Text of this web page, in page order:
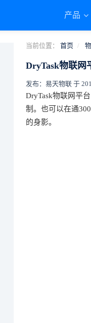
产品
当前位置： 首页
DryTask物联网
发布：易天物联 于
DryTask物联网平
制。也可以在通
的身影。